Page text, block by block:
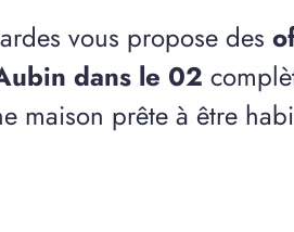
vous propose des
dans le 02
maison prête à être